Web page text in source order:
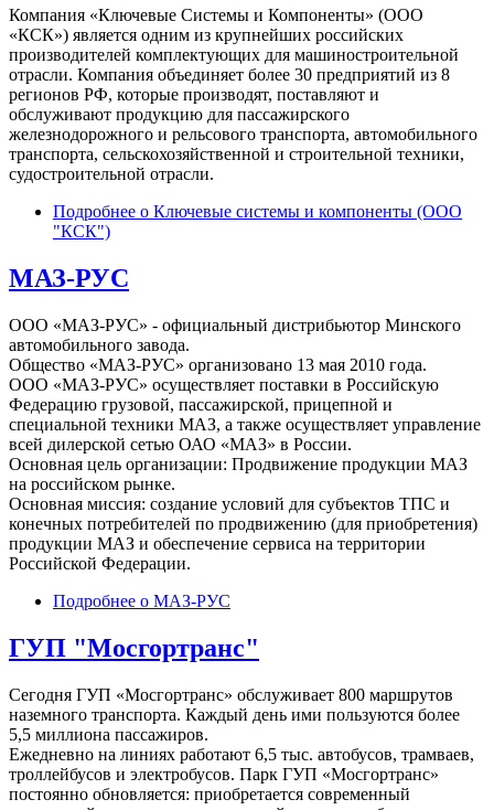
Компания «Ключевые Системы и Компоненты» (ООО
«КСК») является одним из крупнейших российских
производителей комплектующих для машиностроительной
отрасли. Компания объединяет более 30 предприятий из 8
регионов РФ, которые производят, поставляют и
обслуживают продукцию для пассажирского
железнодорожного и рельсового транспорта, автомобильного
транспорта, сельскохозяйственной и строительной техники,
судостроительной отрасли.
Подробнее о Ключевые системы и компоненты (ООО
"КСК")
МАЗ-РУС
ООО «МАЗ-РУС» - официальный дистрибьютор Минского
автомобильного завода.
Общество «МАЗ-РУС» организовано 13 мая 2010 года.
ООО «МАЗ-РУС» осуществляет поставки в Российскую
Федерацию грузовой, пассажирской, прицепной и
специальной техники МАЗ, а также осуществляет управление
всей дилерской сетью ОАО «МАЗ» в России.
Основная цель организации: Продвижение продукции МАЗ
на российском рынке.
Основная миссия: создание условий для субъектов ТПС и
конечных потребителей по продвижению (для приобретения)
продукции МАЗ и обеспечение сервиса на территории
Российской Федерации.
Подробнее о МАЗ-РУС
ГУП "Мосгортранс"
Сегодня ГУП «Мосгортранс» обслуживает 800 маршрутов
наземного транспорта. Каждый день ими пользуются более
5,5 миллиона пассажиров.
Ежедневно на линиях работают 6,5 тыс. автобусов, трамваев,
троллейбусов и электробусов. Парк ГУП «Мосгортранс»
постоянно обновляется: приобретается современный